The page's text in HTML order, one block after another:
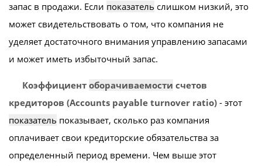
запас в продажи. Если показатель слишком низкий, это
может свидетельствовать о том, что компания не
уделяет достаточного внимания управлению запасами
и может иметь избыточный запас.
Коэффициент оборачиваемости счетов
кредиторов (Accounts payable turnover ratio) - этот
показатель показывает, сколько раз компания
оплачивает свои кредиторские обязательства за
определенный период времени. Чем выше этот